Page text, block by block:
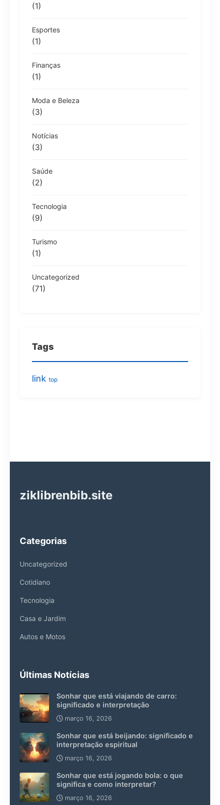
(1)
Esportes
(1)
Finanças
(1)
Moda e Beleza
(3)
Notícias
(3)
Saúde
(2)
Tecnologia
(9)
Turismo
(1)
Uncategorized
(71)
Tags
link top
ziklibrenbib.site
Categorias
Uncategorized
Cotidiano
Tecnologia
Casa e Jardim
Autos e Motos
Últimas Notícias
Sonhar que está viajando de carro:
significado e interpretação
março 16, 2026
Sonhar que está beijando: significado e
interpretação espiritual
março 16, 2026
Sonhar que está jogando bola: o que
significa e como interpretar?
março 16, 2026